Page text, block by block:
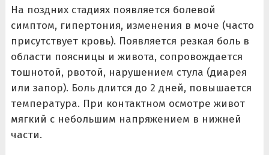
На поздних стадиях появляется болевой
симптом, гипертония, изменения в моче (часто
присутствует кровь). Появляется резкая боль в
области поясницы и живота, сопровождается
тошнотой, рвотой, нарушением стула (диарея
или запор). Боль длится до 2 дней, повышается
температура. При контактном осмотре живот
мягкий с небольшим напряжением в нижней
части.